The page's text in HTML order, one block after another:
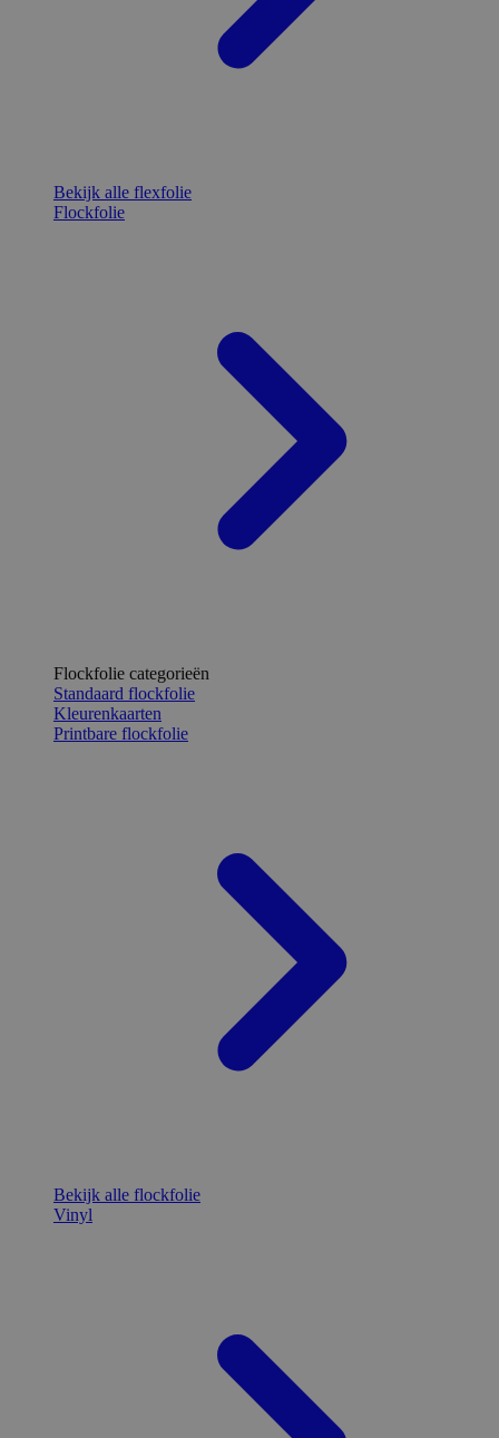
Bekijk alle flexfolie
Flockfolie
Flockfolie categorieën
Standaard flockfolie
Kleurenkaarten
Printbare flockfolie
Bekijk alle flockfolie
Vinyl